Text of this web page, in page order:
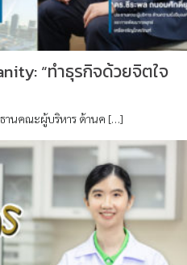
“ทำธุรกิจด้วยจิตใจ
านคณะผู้บริหาร ด้านค […]